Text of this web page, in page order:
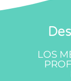
LOS